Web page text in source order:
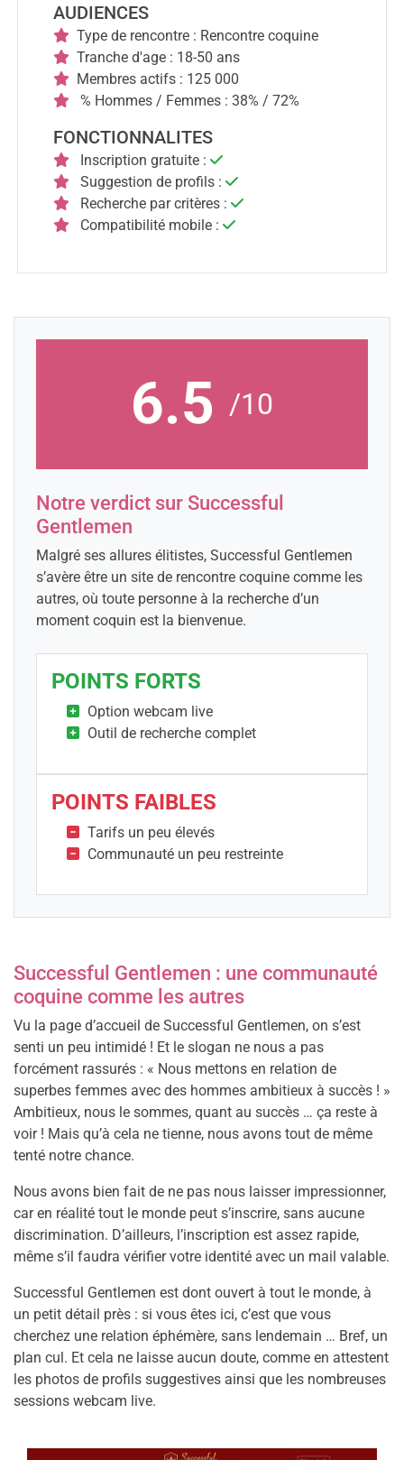
AUDIENCES
Type de rencontre : Rencontre coquine
Tranche d'age : 18-50 ans
Membres actifs : 125 000
% Hommes / Femmes : 38% / 72%
FONCTIONNALITES
Inscription gratuite :
Suggestion de profils :
Recherche par critères :
Compatibilité mobile :
6.5 /10
Notre verdict sur Successful
Gentlemen
Malgré ses allures élitistes, Successful Gentlemen
s’avère être un site de rencontre coquine comme les
autres, où toute personne à la recherche d’un
moment coquin est la bienvenue.
POINTS FORTS
Option webcam live
Outil de recherche complet
POINTS FAIBLES
Tarifs un peu élevés
Communauté un peu restreinte
Successful Gentlemen : une communauté
coquine comme les autres
Vu la page d’accueil de Successful Gentlemen, on s’est
senti un peu intimidé ! Et le slogan ne nous a pas
forcément rassurés : « Nous mettons en relation de
superbes femmes avec des hommes ambitieux à succès ! »
Ambitieux, nous le sommes, quant au succès … ça reste à
voir ! Mais qu’à cela ne tienne, nous avons tout de même
tenté notre chance.
Nous avons bien fait de ne pas nous laisser impressionner,
car en réalité tout le monde peut s’inscrire, sans aucune
discrimination. D’ailleurs, l’inscription est assez rapide,
même s’il faudra vérifier votre identité avec un mail valable.
Successful Gentlemen est dont ouvert à tout le monde, à
un petit détail près : si vous êtes ici, c’est que vous
cherchez une relation éphémère, sans lendemain … Bref, un
plan cul. Et cela ne laisse aucun doute, comme en attestent
les photos de profils suggestives ainsi que les nombreuses
sessions webcam live.